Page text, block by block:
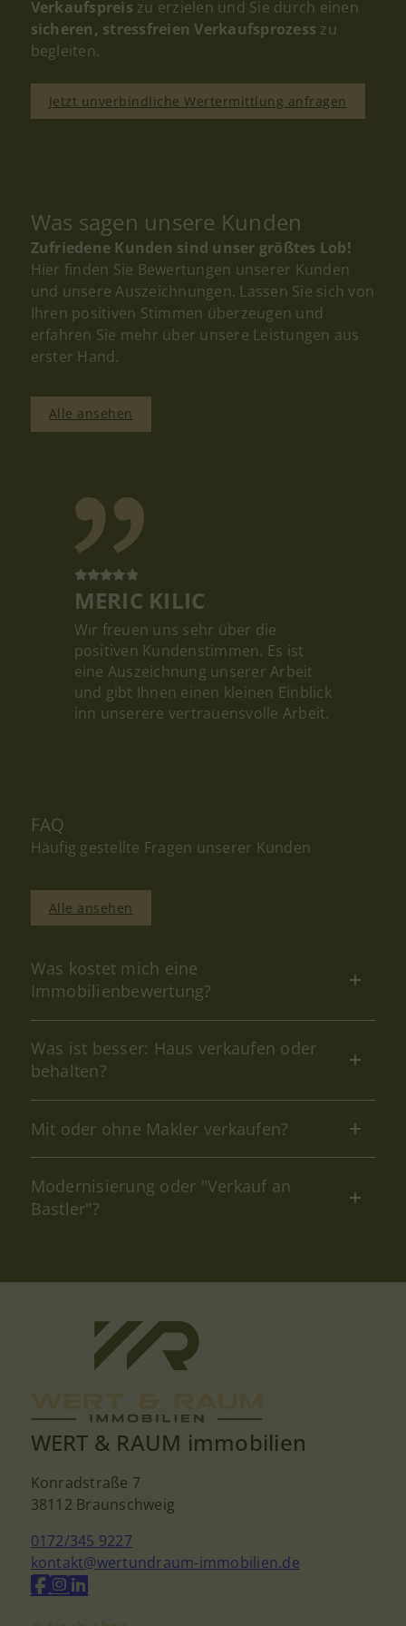
Verkaufspreis zu erzielen und Sie durch einen
sicheren, stressfreien Verkaufsprozess zu
begleiten.
Jetzt unverbindliche Wertermittlung anfragen
Was sagen unsere Kunden
Zufriedene Kunden sind unser größtes Lob!
Hier finden Sie Bewertungen unserer Kunden
und unsere Auszeichnungen. Lassen Sie sich von
Ihren positiven Stimmen überzeugen und
erfahren Sie mehr über unsere Leistungen aus
erster Hand.
Alle ansehen
MERIC KILIC
Wir freuen uns sehr über die
positiven Kundenstimmen. Es ist
eine Auszeichnung unserer Arbeit
und gibt Ihnen einen kleinen Einblick
inn unserere vertrauensvolle Arbeit.
FAQ
Häufig gestellte Fragen unserer Kunden
Alle ansehen
Was kostet mich eine
Immobilienbewertung?
Was ist besser: Haus verkaufen oder
behalten?
Mit oder ohne Makler verkaufen?
Modernisierung oder "Verkauf an
Bastler"?
WERT & RAUM immobilien
Konradstraße 7
38112 Braunschweig
0172/345 9227
kontakt@wertundraum-immobilien.de